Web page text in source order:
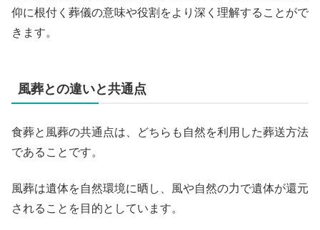
仰に根付く葬儀の意味や役割をより深く理解することがで
きます。
風葬との違いと共通点
食葬と風葬の共通点は、どちらも自然を利用した葬送方法
であることです。
風葬は遺体を自然環境に晒し、風や自然の力で遺体が還元
されることを目的としています。